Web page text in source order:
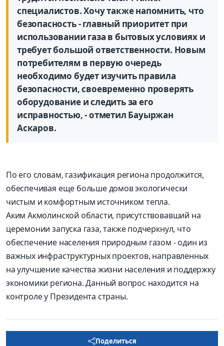
специалистов. Хочу также напомнить, что
безопасность - главный приоритет при
использовании газа в бытовых условиях и
требует большой ответственности. Новым
потребителям в первую очередь
необходимо будет изучить правила
безопасности, своевременно проверять
оборудование и следить за его
исправностью, - отметил Бауыржан
Аскаров.
По его словам, газификация региона продолжится,
обеспечивая еще больше домов экологически
чистым и комфортным источником тепла.
Аким Акмолинской области, присутствовавший на
церемонии запуска газа, также подчерк­нул, что
обеспечение населения природным газом - один из
важных инфраструктурных проектов, направленных
на улучшение качества жизни населения и поддержку
экономики региона. Данный вопрос находится на
контроле у Президента страны.
Поделиться